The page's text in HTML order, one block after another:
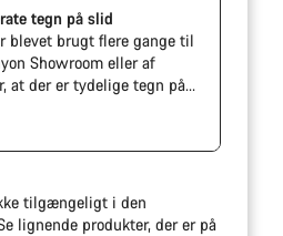
tegn på slid
blevet brugt flere gange til
Showroom eller af
at der er tydelige tegn på
kan ramme og
eller
alle dele perfekt.
tilgængeligt i den
lignende produkter, der er på